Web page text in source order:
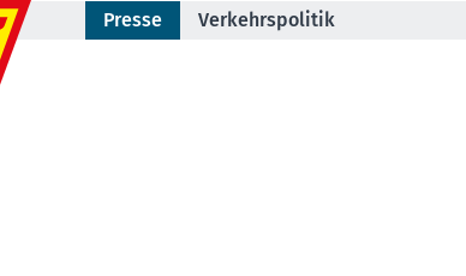
Presse Verkehrspolitik